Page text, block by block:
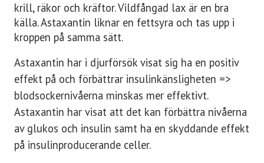
krill, räkor och kräftor. Vildfångad lax är en bra
källa. Astaxantin liknar en fettsyra och tas upp i
kroppen på samma sätt.
Astaxantin har i djurförsök visat sig ha en positiv
effekt på och förbättrar insulinkänsligheten =>
blodsockernivåerna minskas mer effektivt.
Astaxantin har visat att det kan förbättra nivåerna
av glukos och insulin samt ha en skyddande effekt
på insulinproducerande celler.